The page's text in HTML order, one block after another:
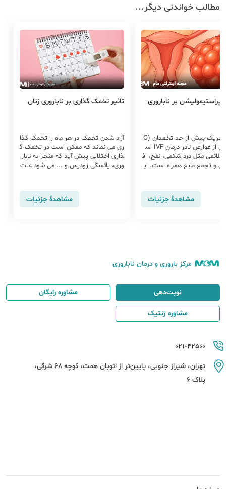
مطالب خواندنی دیگر...
بر ناباروری
سندرم تحریک بیش از حد تخمدان (O
HSS) یکی از عوارض نادر درمان IVF اس
مثل درد شکمی، نفخ، اف
و تجمع مایع همراه است. ای
مشاهدهٔ جزئیات
تاثیر تخمک گذاری بر ناباروری زنان
آزاد شدن تخمک در هر ماه را تخمک گذا
ری می نماند که ممکن است در تخمک گ
ذاری اختلالی پیش آید که منجر به نابار
وری، یائسگی زودرس و ... می شود علت
مشاهدهٔ جزئیات
مرکز باروری و درمان ناباروری
021-42500
تهران، شیراز جنوبی، پایین‌تر از اتوبان همت، کوچه 68 شرقی،
پلاک 6
نوبت‌دهی مشاوره رایگان
مشاوره ژنتیک